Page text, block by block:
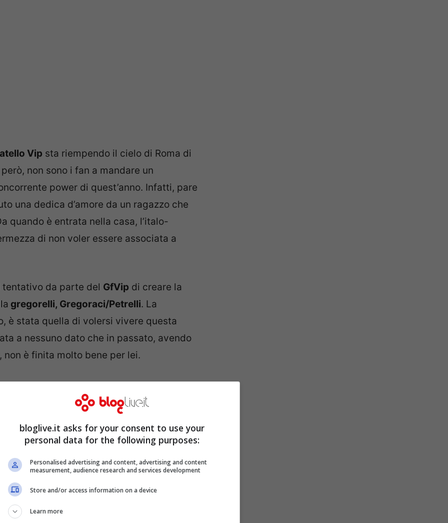
Vip sta riempendo il cielo di Roma di
non sono i fan a mandare un
power di quest’anno. Infatti, pare
una dedica d’amore da un ragazzo che
quando è entrata nella casa, l’italo-
di non voler essere associata a
da parte del GfVip di creare la
gregorelli, Gregoraci/Petrelli. La
è stata quella di volersi vivere questa
a nessuno dato che in passato, avendo
non è finita molto bene per lei.
bloglive.it asks for your consent to use your
personal data for the following purposes:
Personalised advertising and content, advertising and content
measurement, audience research and services development
Store and/or access information on a device
Learn more